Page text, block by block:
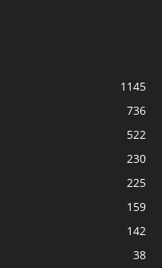
1145
736
522
230
225
159
142
38